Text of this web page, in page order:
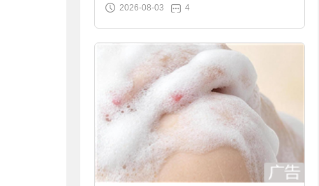
合金筷子大促：19.9元
2026-08-03 4